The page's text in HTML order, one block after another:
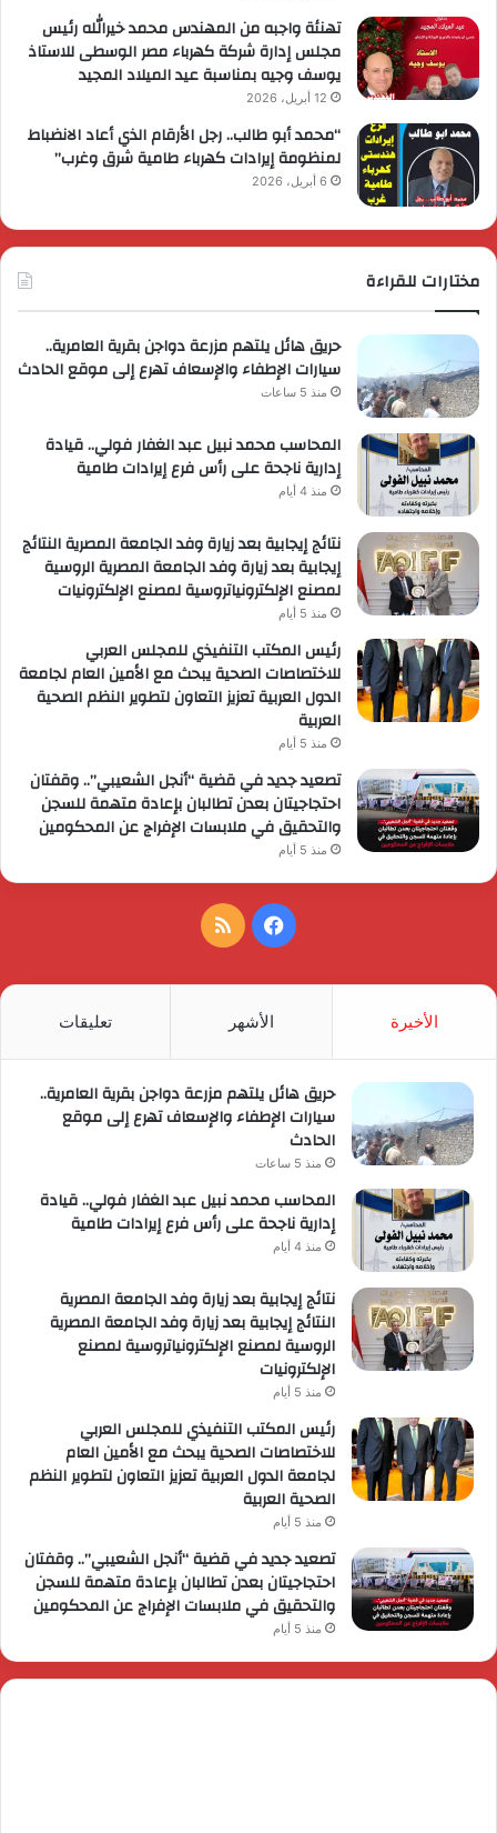
تهنئة واجبه من المهندس محمد خيرالله رئيس
مجلس إدارة شركة كهرباء مصر الوسطى للاستاذ
يوسف وجيه بمناسبة عيد الميلاد المجيد
12 أبريل، 2026
“محمد أبو طالب.. رجل الأرقام الذي أعاد الانضباط
لمنظومة إيرادات كهرباء طامية شرق وغرب”
6 أبريل، 2026
مختارات للقراءة
حريق هائل يلتهم مزرعة دواجن بقرية العامرية..
سيارات الإطفاء والإسعاف تهرع إلى موقع الحادث
منذ 5 ساعات
المحاسب محمد نبيل عبد الغفار فولي.. قيادة
إدارية ناجحة على رأس فرع إيرادات طامية
منذ 4 أيام
نتائج إيجابية بعد زيارة وفد الجامعة المصرية النتائج
إيجابية بعد زيارة وفد الجامعة المصرية الروسية
لمصنع الإلكترونياتروسية لمصنع الإلكترونيات
منذ 5 أيام
رئيس المكتب التنفيذي للمجلس العربي
للاختصاصات الصحية يبحث مع الأمين العام لجامعة
الدول العربية تعزيز التعاون لتطوير النظم الصحية
العربية
منذ 5 أيام
تصعيد جديد في قضية “أنجل الشعيبي”.. وقفتان
احتجاجيتان بعدن تطالبان بإعادة متهمة للسجن
والتحقيق في ملابسات الإفراج عن المحكومين
منذ 5 أيام
فيسبوكملخص
الأخيرة الأشهر تعليقات
حريق هائل يلتهم مزرعة دواجن بقرية العامرية..
سيارات الإطفاء والإسعاف تهرع إلى موقع
الحادث
منذ 5 ساعات
المحاسب محمد نبيل عبد الغفار فولي.. قيادة
إدارية ناجحة على رأس فرع إيرادات طامية
منذ 4 أيام
نتائج إيجابية بعد زيارة وفد الجامعة المصرية
النتائج إيجابية بعد زيارة وفد الجامعة المصرية
الروسية لمصنع الإلكترونياتروسية لمصنع
الإلكترونيات
منذ 5 أيام
رئيس المكتب التنفيذي للمجلس العربي
للاختصاصات الصحية يبحث مع الأمين العام
لجامعة الدول العربية تعزيز التعاون لتطوير النظم
الصحية العربية
منذ 5 أيام
تصعيد جديد في قضية “أنجل الشعيبي”.. وقفتان
احتجاجيتان بعدن تطالبان بإعادة متهمة للسجن
والتحقيق في ملابسات الإفراج عن المحكومين
منذ 5 أيام